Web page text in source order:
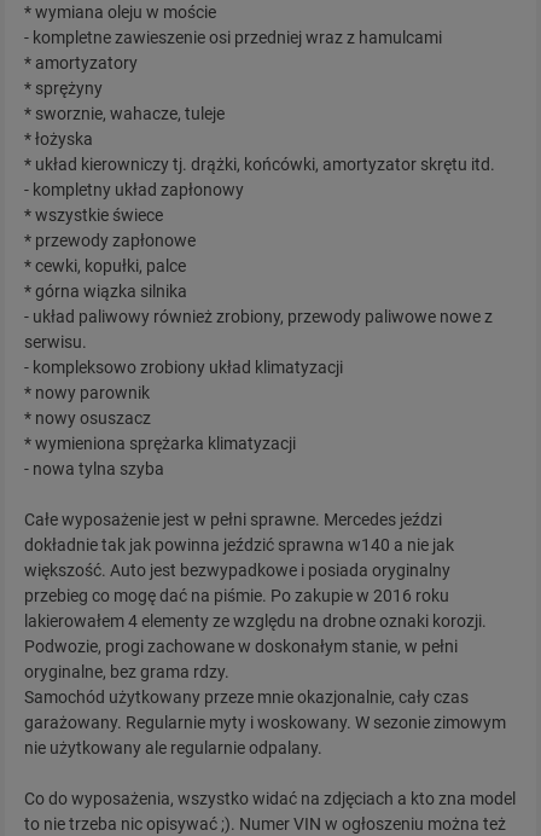
* wymiana oleju w moście
- kompletne zawieszenie osi przedniej wraz z hamulcami
* amortyzatory
* sprężyny
* sworznie, wahacze, tuleje
* łożyska
* układ kierowniczy tj. drążki, końcówki, amortyzator skrętu itd.
- kompletny układ zapłonowy
* wszystkie świece
* przewody zapłonowe
* cewki, kopułki, palce
* górna wiązka silnika
- układ paliwowy również zrobiony, przewody paliwowe nowe z
serwisu.
- kompleksowo zrobiony układ klimatyzacji
* nowy parownik
* nowy osuszacz
* wymieniona sprężarka klimatyzacji
- nowa tylna szyba
Całe wyposażenie jest w pełni sprawne. Mercedes jeździ
dokładnie tak jak powinna jeździć sprawna w140 a nie jak
większość. Auto jest bezwypadkowe i posiada oryginalny
przebieg co mogę dać na piśmie. Po zakupie w 2016 roku
lakierowałem 4 elementy ze względu na drobne oznaki korozji.
Podwozie, progi zachowane w doskonałym stanie, w pełni
oryginalne, bez grama rdzy.
Samochód użytkowany przeze mnie okazjonalnie, cały czas
garażowany. Regularnie myty i woskowany. W sezonie zimowym
nie użytkowany ale regularnie odpalany.
Co do wyposażenia, wszystko widać na zdjęciach a kto zna model
to nie trzeba nic opisywać ;). Numer VIN w ogłoszeniu można też